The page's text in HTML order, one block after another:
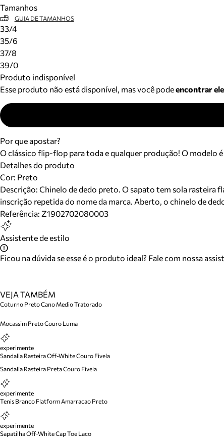
Tamanhos
GUIA DE TAMANHOS
33/4
35/6
37/8
39/0
Produto indisponível
Esse produto não está disponível, mas você podeencontrar
Por que apostar?
O clássico flip-flop para toda e qualquer produção! O
Detalhes do produto
Cor: Preto
Descrição: Chinelo de dedo preto. O sapato tem sola rasteira
inscrição repetida do nome da marca. Aberto, o chinelo de
Referência: Z1902702080003
Assistente de estilo
Ficou na dúvida se esse é o produto ideal? Fale com nossa
VEJA TAMBÉM
Coturno Preto Cano Medio Tratorado
Mocassim Preto Couro Luma
experimente
Sandalia Rasteira Off-White Couro Fivela
Sandalia Rasteira Preta Couro Fivela
experimente
Tenis Branco Flatform Amarracao Preto
experimente
Sapatilha Off-White Cap Toe Laco